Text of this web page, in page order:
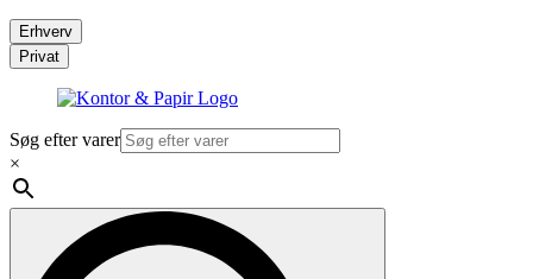
Erhverv
Privat
Søg efter varer
×